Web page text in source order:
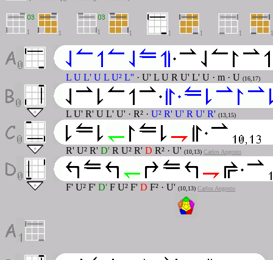
L U L' U L U² L'' · U' L U R U' L' U · m · U (16,17)
L U' R' U L' U' · R² · U² R' U' R U' R' (13,15)
R' U² R' D' R U² R' D R² · U' (10,13) Carlos Angosto
F' U² F' D' F U² F' D F² · U' (10,13) Carlos Angosto